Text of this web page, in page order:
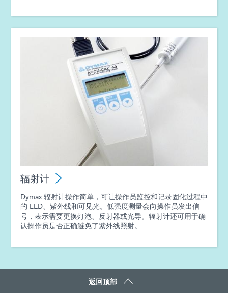
辐射计
Dymax 辐射计操作简单，可让操作员监控和记录固化过程中
的 LED、紫外线和可见光。低强度测量会向操作员发出信
号，表示需要更换灯泡、反射器或光导。辐射计还可用于确
认操作员是否正确避免了紫外线照射。
返回顶部